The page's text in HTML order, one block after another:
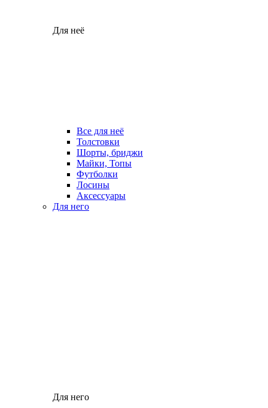
Для неё
Все для неё
Толстовки
Шорты, бриджи
Майки, Топы
Футболки
Лосины
Аксессуары
Для него
Для него